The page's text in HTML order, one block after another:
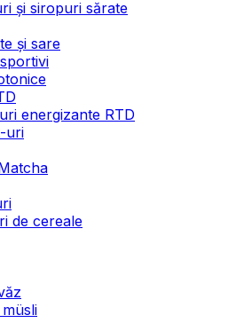
și siropuri sărate
și sare
energizante RTD
uri
de cereale